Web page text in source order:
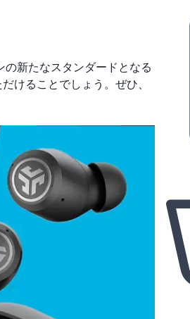
新たなスタンダードとなる
けることでしょう。ぜひ、